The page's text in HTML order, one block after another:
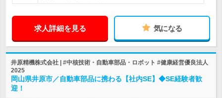
求人詳細を見る 気になる
井原精機株式会社 | #中核技術・自動車部品・ロボット #健康経営優良法人
2025
岡山県井原市／自動車部品に携わる【社内SE】◆SE経験者歓
迎！